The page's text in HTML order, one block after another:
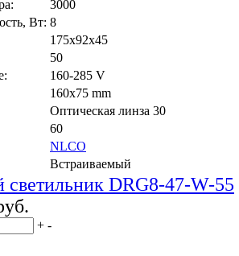
3000
Вт: 8
175x92x45
50
160-285 V
160x75 mm
Оптическая линза 30
60
NLCO
Встраиваемый
светильник DRG8-47-W-55
+ -